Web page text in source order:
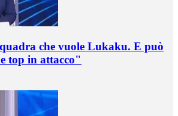
che vuole Lukaku. E può
top in attacco"